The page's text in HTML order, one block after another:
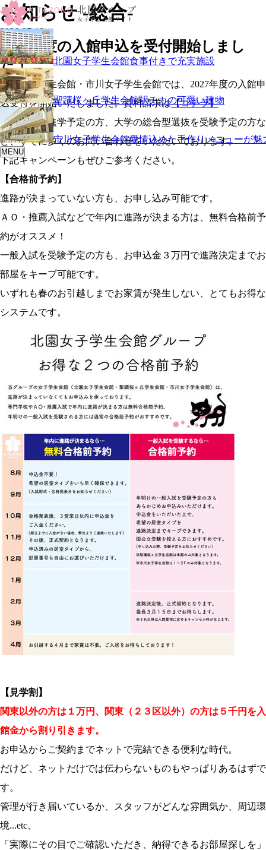
北園女子学生会館食事付きで充実施設
聖蹟桜ヶ丘学生会館駅チカの可愛い建物
市川女子学生会館愛情込めた手作りメニューが魅
MENU
お知らせ 総合
2026-07-18
2027年度の入館申込を受付開始しまし
た！
北園女子学生会館・市川女子学生会館では、2027年度の入館申
込受付を開始いたしました。資料請求は【コチラ】
専門学校へ進学予定の方、大学の総合型選抜を受験予定の方な
ど、すでに多くのお問い合わせをいただいております。
下記キャンペーンもぜひご参考ください。
【合格前予約】
進路が決まっていない方も、お申し込み可能です。
ＡＯ・推薦入試などで年内に進路が決まる方は、無料合格前予
約がオススメ！
一般入試を受験予定の方も、お申込金３万円で進路決定までお
部屋をキープ可能です。
いずれも春のお引越しまでお家賃が発生しない、とてもお得な
システムです。
【見学割】
関東以外の方は１万円、関東（２３区以外）の方は５千円を入
館金から割り引きます。
お申込からご契約までネットで完結できる便利な時代。
だけど、ネットだけでは伝わらないものもやっぱりあるはずで
す。
管理が行き届いているか、スタッフがどんな雰囲気か、周辺環
境...etc、
「実際にその目でご確認いただき、納得できるお部屋探しを」